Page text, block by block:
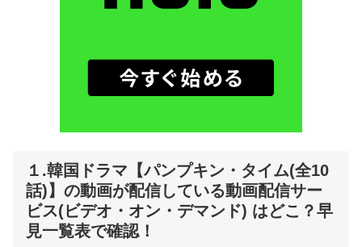
１.韓国ドラマ【パンプキン・タイム(全10
話)】の動画が配信している動画配信サー
ビス(ビデオ・オン・デマンド) はどこ？早
見一覧表で確認！